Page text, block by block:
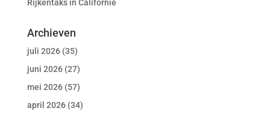
Rijkentaks in Californië
Archieven
juli 2026(35)
juni 2026(27)
mei 2026(57)
april 2026(34)